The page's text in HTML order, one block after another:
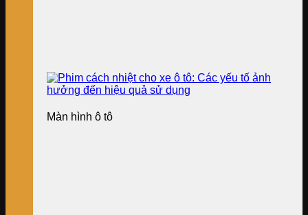
Màn hình ô tô